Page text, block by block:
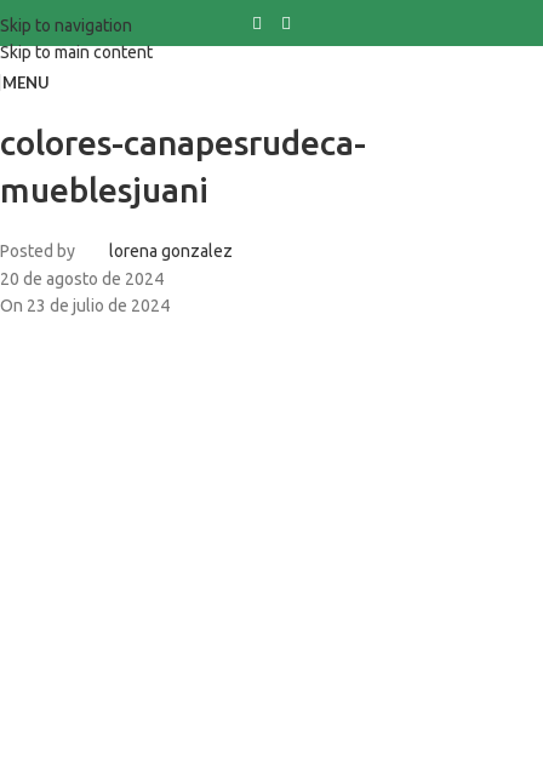
Skip to navigation
Skip to main content
MENU
colores-canapesrudeca-
mueblesjuani
Posted by
lorena gonzalez
20 de agosto de 2024
On 23 de julio de 2024